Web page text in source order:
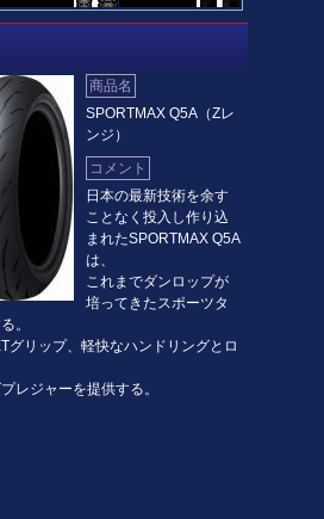
商品名
SPORTMAX Q5A（Zレ
ンジ）
コメント
日本の最新技術を余す
ことなく投入し作り込
まれたSPORTMAX Q5A
は、
これまでダンロップが
培ってきたスポーツタ
。
グリップ、軽快なハンドリングとロ
レジャーを提供する。